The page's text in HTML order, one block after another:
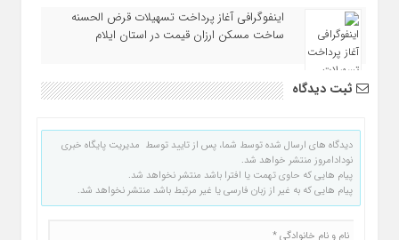
اینفوگرافی آغاز پرداخت تسهیلات قرض‌ الحسنه
ساخت مسکن ارزان‌ قیمت در استان ایلام
ثبت دیدگاه
دیدگاه های ارسال شده توسط شما، پس از تایید توسط مدیریت پایگاه خبری
نودادامروز منتشر خواهد شد.
پیام هایی که حاوی تهمت یا افترا باشد منتشر نخواهد شد.
پیام هایی که به غیر از زبان فارسی یا غیر مرتبط باشد منتشر نخواهد شد.